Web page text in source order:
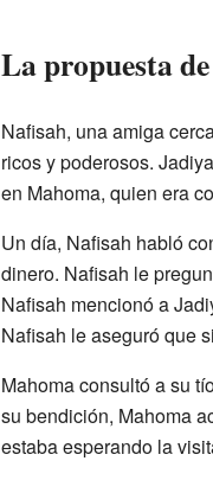
La propuesta
Nafisah, una amiga
ricos y poderosos.
en Mahoma, quien era
Un día, Nafisah habló
dinero. Nafisah le
Nafisah mencionó a
Nafisah le aseguró que
Mahoma consultó a su
su bendición, Mahoma
estaba esperando la